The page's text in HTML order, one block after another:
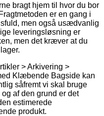
bragt hjem til hvor du bor
er en gang i
men også usædvanlig
leveringsløsning er
men det kræver at du
> Arkivering >
Klæbende Bagside kan
såfremt vi skal bruge
af den grund er det
estimerede
produkt.